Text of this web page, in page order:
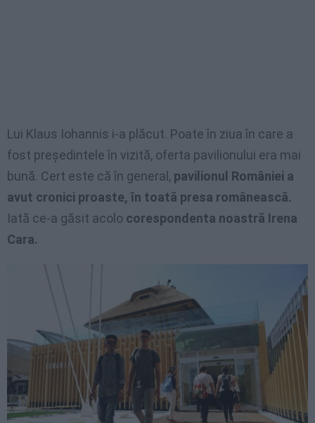
Lui Klaus Iohannis i-a plăcut. Poate în ziua în care a
fost președintele în vizită, oferta pavilionului era mai
bună. Cert este că în general, pavilionul României a
avut cronici proaste, în toată presa românească.
Iată ce-a găsit acolo corespondenta noastră Irena
Cara.